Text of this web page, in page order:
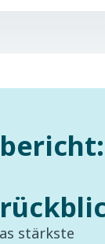
stärkste